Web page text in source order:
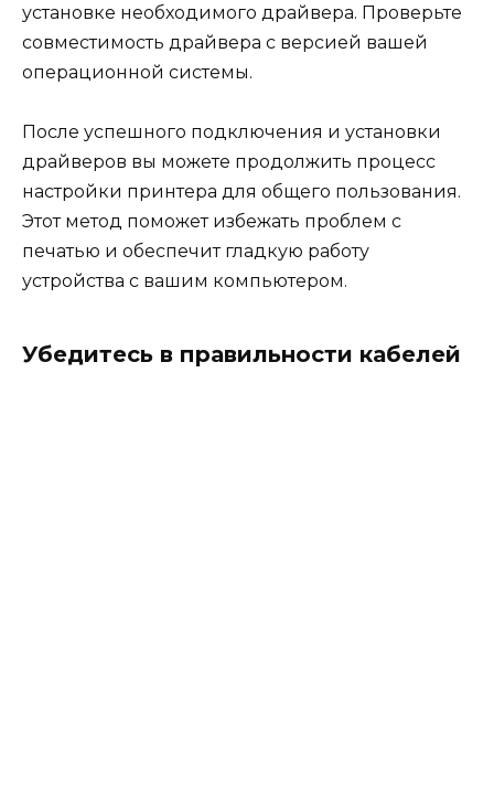
установке необходимого драйвера. Проверьте
совместимость драйвера с версией вашей
операционной системы.
После успешного подключения и установки
драйверов вы можете продолжить процесс
настройки принтера для общего пользования.
Этот метод поможет избежать проблем с
печатью и обеспечит гладкую работу
устройства с вашим компьютером.
Убедитесь в правильности кабелей